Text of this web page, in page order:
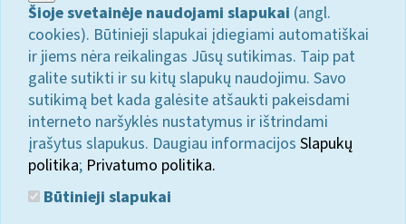
Šioje svetainėje naudojami slapukai (angl.
cookies). Būtinieji slapukai įdiegiami automatiškai
ir jiems nėra reikalingas Jūsų sutikimas. Taip pat
galite sutikti ir su kitų slapukų naudojimu. Savo
sutikimą bet kada galėsite atšaukti pakeisdami
interneto naršyklės nustatymus ir ištrindami
įrašytus slapukus. Daugiau informacijos Slapukų
politika; Privatumo politika.
Būtinieji slapukai